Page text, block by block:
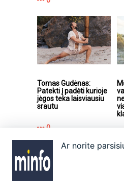
Tomas Gudėnas:
Patekti į padėti kurioje
jėgos teka laisviausiu
srautu
0
Apie
Ar norite